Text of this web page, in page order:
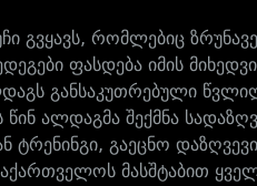
გვყავს, რომლებიც
ფასდება იმის
განსაკუთრებული
ალდაგმა შექმნა
გაეცნო
მასშტაბით